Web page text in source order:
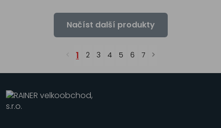
Načíst další produkty
1 2 3 4 5 6 7